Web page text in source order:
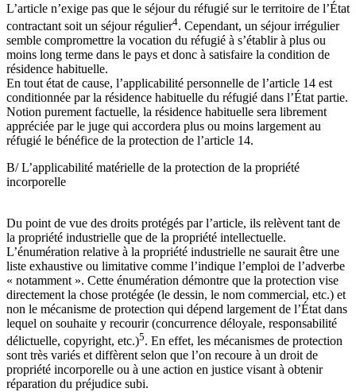
L’article n’exige pas que le séjour du réfugié sur le territoire de l’État
contractant soit un séjour régulier4. Cependant, un séjour irrégulier
semble compromettre la vocation du réfugié à s’établir à plus ou
moins long terme dans le pays et donc à satisfaire la condition de
résidence habituelle.
En tout état de cause, l’applicabilité personnelle de l’article 14 est
conditionnée par la résidence habituelle du réfugié dans l’État partie.
Notion purement factuelle, la résidence habituelle sera librement
appréciée par le juge qui accordera plus ou moins largement au
réfugié le bénéfice de la protection de l’article 14.
B/ L’applicabilité matérielle de la protection de la propriété
incorporelle
Du point de vue des droits protégés par l’article, ils relèvent tant de
la propriété industrielle que de la propriété intellectuelle.
L’énumération relative à la propriété industrielle ne saurait être une
liste exhaustive ou limitative comme l’indique l’emploi de l’adverbe
« notamment ». Cette énumération démontre que la protection vise
directement la chose protégée (le dessin, le nom commercial, etc.) et
non le mécanisme de protection qui dépend largement de l’État dans
lequel on souhaite y recourir (concurrence déloyale, responsabilité
délictuelle, copyright, etc.)5. En effet, les mécanismes de protection
sont très variés et diffèrent selon que l’on recoure à un droit de
propriété incorporelle ou à une action en justice visant à obtenir
réparation du préjudice subi.